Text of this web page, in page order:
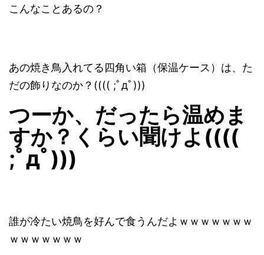
こんなことあるの？
あの焼き鳥入れてる四角い箱（保温ケース）は、た
だの飾りなのか？(((( ;ﾟдﾟ)))
つーか、だったら温めま
すか？くらい聞けよ((((
;ﾟдﾟ)))
誰が冷たい焼鳥を好んで食うんだよｗｗｗｗｗｗｗ
ｗｗｗｗｗｗｗ